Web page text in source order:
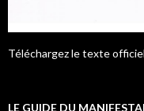
Téléchargez le texte
LE GUIDE DU